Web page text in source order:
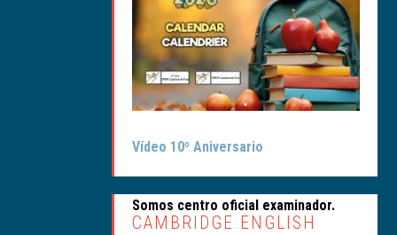
Vídeo 10º Aniversario
CAMBRIDGE ENGLISH
Somos centro oficial examinador.